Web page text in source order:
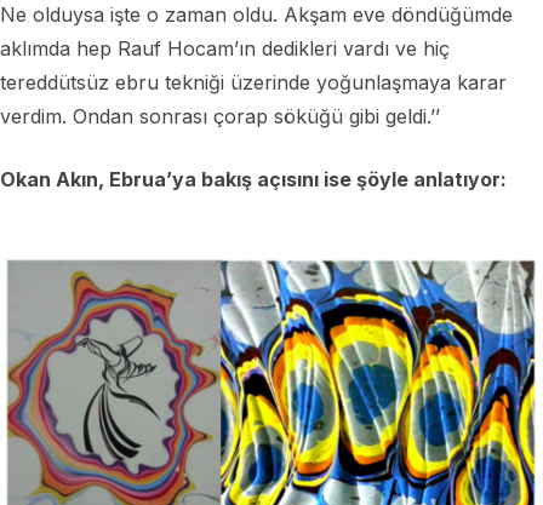
Ne olduysa işte o zaman oldu. Akşam eve döndüğümde
aklımda hep Rauf Hocam’ın dedikleri vardı ve hiç
tereddütsüz ebru tekniği üzerinde yoğunlaşmaya karar
verdim. Ondan sonrası çorap söküğü gibi geldi.’’
Okan Akın, Ebrua’ya bakış açısını ise şöyle anlatıyor: